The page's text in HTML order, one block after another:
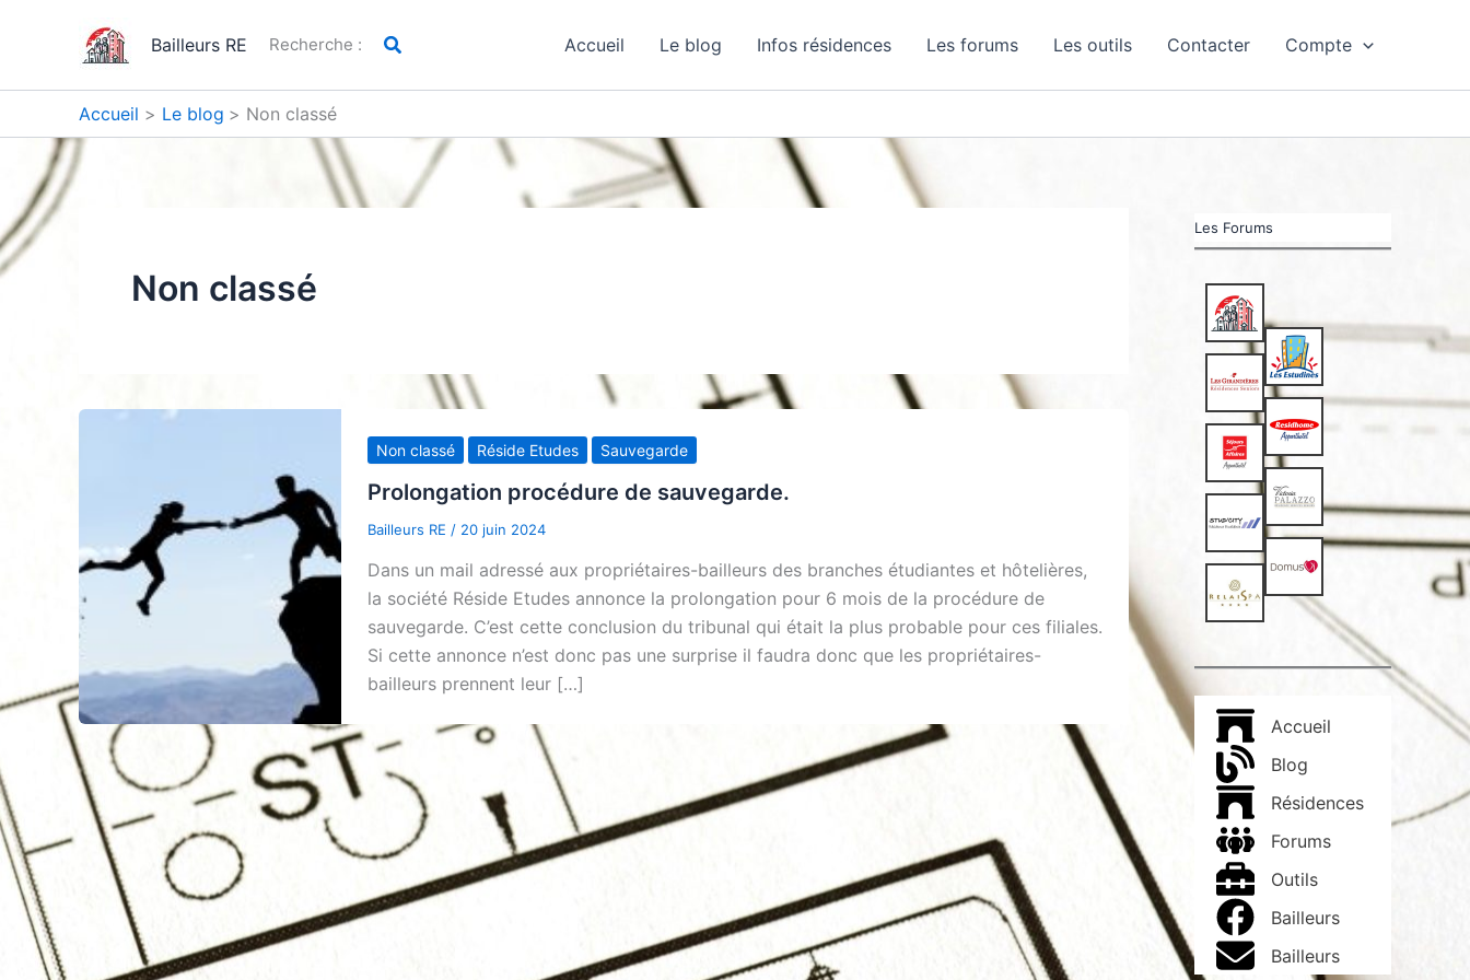
Bailleurs RE Recherche : Rechercher Accueil Le blog Infos résidences Les forums Les outils Contacter Compte
Accueil Le blog Non classé
Non classé
Non classé Réside Etudes Sauvegarde
Prolongation procédure de sauvegarde.
Bailleurs RE / 20 juin 2024
Dans un mail adressé aux propriétaires-bailleurs des branches étudiantes et hôtelières,
la société Réside Etudes annonce la prolongation pour 6 mois de la procédure de
sauvegarde. C’est cette conclusion du tribunal qui était la plus probable pour ces filiales.
Si cette annonce n’est donc pas une surprise il faudra donc que les propriétaires-
bailleurs prennent leur […]
Les Forums
Accueil
Blog
Résidences
Forums
Outils
Bailleurs
Bailleurs